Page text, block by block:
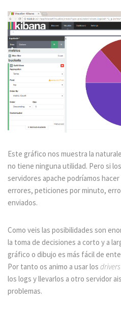
Este gráfico nos muestra la
no tiene ninguna utilidad. Pero si
servidores apache podríamos
errores, peticiones por minuto,
enviados.
Como veis las posibilidades son
la toma de decisiones a corto y a
gráfico o dibujo es más fácil de
Por tanto os animo a usar los drivers
los logs y llevarlos a otro servidor
problemas.